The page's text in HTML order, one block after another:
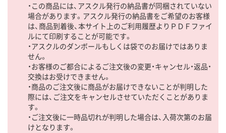
・この商品には、アスクル発行の納品書が同梱されていない
場合があります。アスクル発行の納品書をご希望のお客様
は、商品到着後、本サイト上のご利用履歴よりＰＤＦファイ
ルにて印刷することが可能です。
・アスクルのダンボールもしくは袋でのお届けではありま
せん。
・お客様のご都合によるご注文後の変更・キャンセル・返品・
交換はお受けできません。
・商品のご注文後に商品がお届けできないことが判明した
際には、ご注文をキャンセルさせていただくことがありま
す。
・ご注文後に一時品切れが判明した場合は、入荷次第のお届
けとなります。